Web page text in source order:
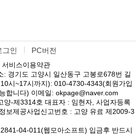
그인 PC버전
서비스이용약관
: 경기도 고양시 일산동구 고봉로678번 길
시~17시까지): 010-4730-4343(회원가입
합니다) 이메일: okpage@naver.com
양-제3314호 대표자 : 임현자, 사업자등록
보제공사업신고번호 : 고양 유료 제2009-3
04-011(웹모아소프트) 입금후 반드시